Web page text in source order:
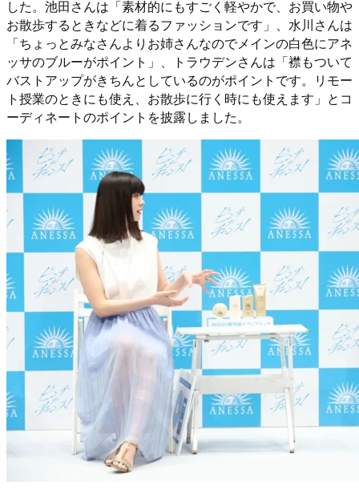
した。池田さんは「素材的にもすごく軽やかで、お買い物や
お散歩するときなどに着るファッションです」、水川さんは
「ちょっとみなさんよりお姉さんなのでメインの白色にアネ
ッサのブルーがポイント」、トラウデンさんは「襟もついて
バストアップがきちんとしているのがポイントです。リモー
ト授業のときにも使え、お散歩に行く時にも使えます」とコ
ーディネートのポイントを披露しました。